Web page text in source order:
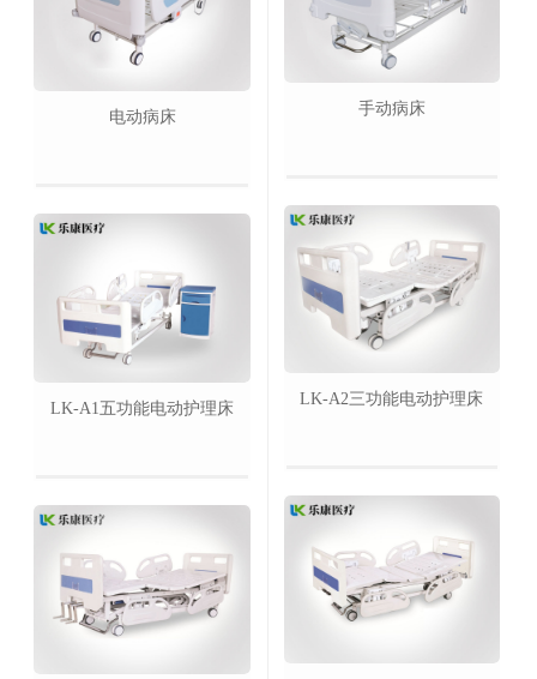
电动病床
LK-A1五功能电动护理床
手动病床
LK-A2三功能电动护理床